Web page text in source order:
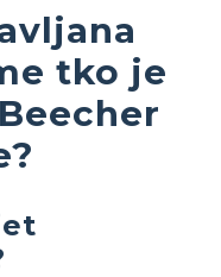
tko je